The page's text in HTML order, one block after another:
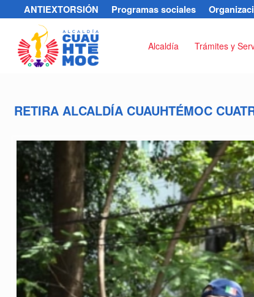
ANTIEXTORSIÓN Programas sociales
Alcaldía Trámites y
RETIRA ALCALDÍA CUAUHTÉMOC